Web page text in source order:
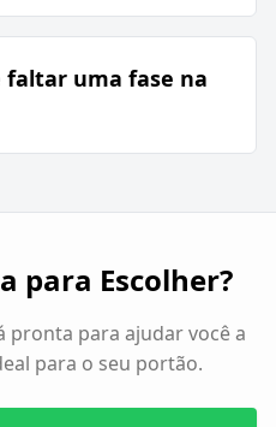
faltar uma fase na
para Escolher?
pronta para ajudar você a
para o seu portão.